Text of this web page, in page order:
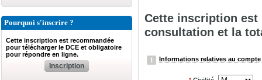
Pourquoi s'inscrire ?
Cette inscription est recommandée
pour télécharger le DCE et obligatoire
pour répondre en ligne.
Inscription
Cette inscription est
consultation et la
Informations relatives au